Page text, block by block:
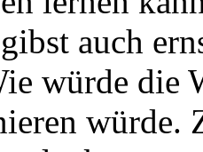
auch
würde die
würde.